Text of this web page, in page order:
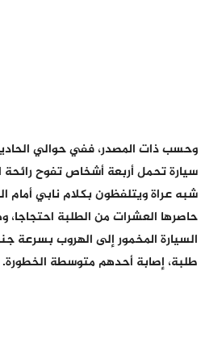
وحسب ذات المصدر، ففي حوالي
سيارة تحمل أربعة أشخاص تفوح رائحة
شبه عراة ويتلفظون بكلام نابي أمام
حاصرها العشرات من الطلبة احتجاجا،
السيارة المخمور إلى الهروب بسرعة
طلبة، إصابة أحدهم متوسطة الخطورة.